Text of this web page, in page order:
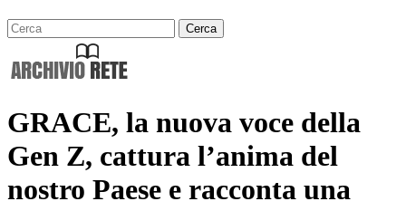
GRACE, la nuova voce della
Gen Z, cattura l’anima del
nostro Paese e racconta una